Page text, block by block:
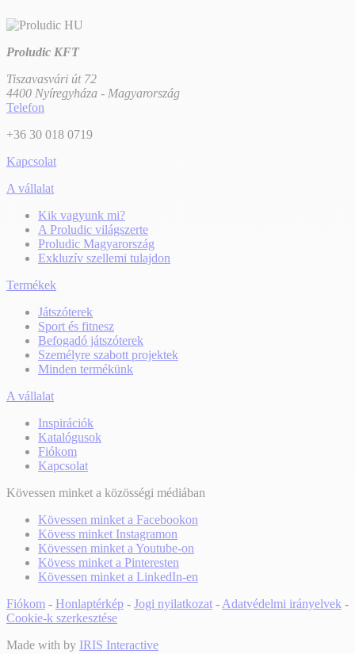
Proludic KFT
Tiszavasvári út 72
4400 Nyíregyháza - Magyarország
Telefon
+36 30 018 0719
Kapcsolat
A vállalat
Kik vagyunk mi?
A Proludic világszerte
Proludic Magyarország
Exkluzív szellemi tulajdon
Termékek
Játszóterek
Sport és fitnesz
Befogadó játszóterek
Személyre szabott projektek
Minden termékünk
A vállalat
Inspirációk
Katalógusok
Fiókom
Kapcsolat
Kövessen minket a közösségi médiában
Kövessen minket a Facebookon
Kövess minket Instagramon
Kövessen minket a Youtube-on
Kövess minket a Pinteresten
Kövessen minket a LinkedIn-en
Fiókom - Honlaptérkép - Jogi nyilatkozat - Adatvédelmi irányelvek -
Cookie-k szerkesztése
Made with by IRIS Interactive